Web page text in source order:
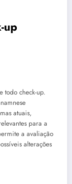
up
todo check-up.
atuais,
para a
a avaliação
alterações